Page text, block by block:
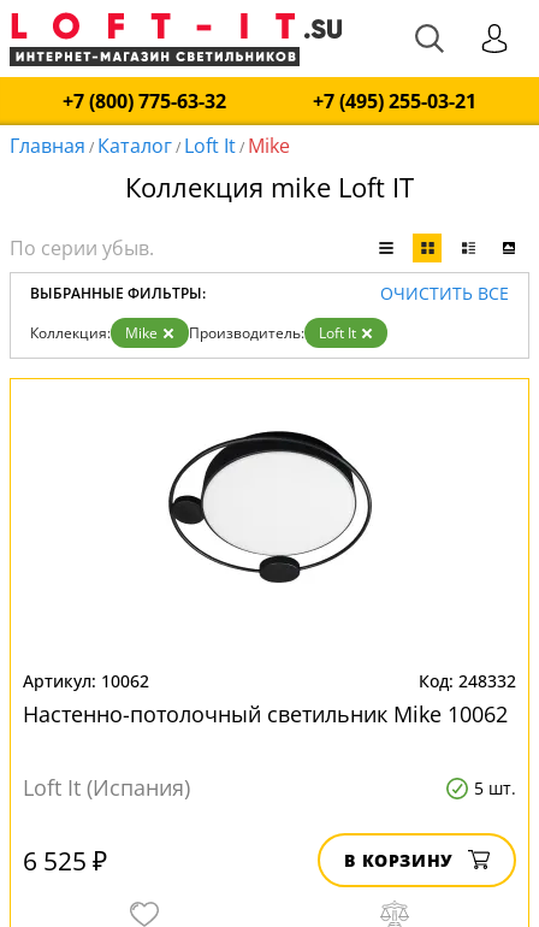
+7 (800) 775-63-32
+7 (495) 255-03-21
Главная / Каталог/ Loft It/ Mike
Коллекция mike Loft IT
ВЫБРАННЫЕ ФИЛЬТРЫ: ОЧИСТИТЬ ВСЕ
Коллекция: Mike Производитель: Loft It
10062 248332
Настенно-потолочный светильник Mike 10062
Loft It (Испания) 5 шт.
6 525 ₽ В КОРЗИНУ